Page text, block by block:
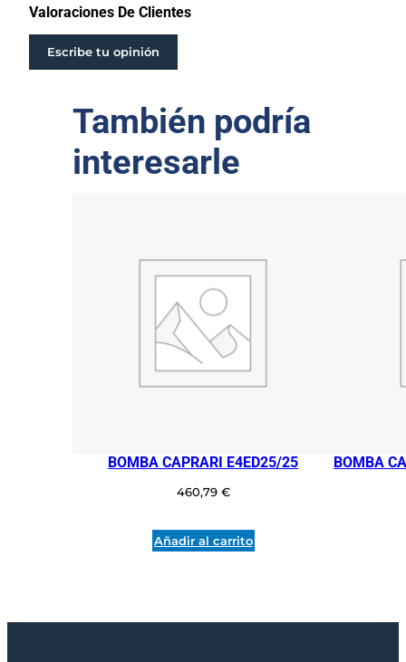
T
-
8
Valoraciones De Clientes
Escribe tu opinión
También podría
interesarle
BOMBA CAPRARI E4ED25/25
460,79 €
Añadir al carrito
BOMBA